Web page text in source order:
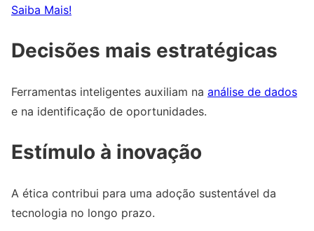
Saiba Mais!
Decisões mais estratégicas
Ferramentas inteligentes auxiliam na análise de dados
e na identificação de oportunidades.
Estímulo à inovação
A ética contribui para uma adoção sustentável da
tecnologia no longo prazo.